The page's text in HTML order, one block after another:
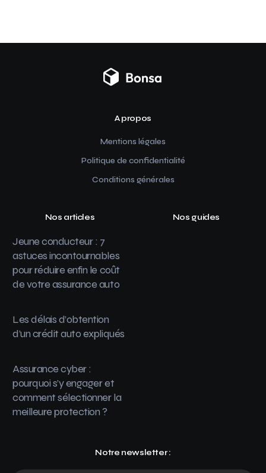
A propos
Mentions légales
Politique de confidentialité
Conditions générales
Nos articles
Jeune conducteur : 7
astuces incontournables
pour réduire enfin le coût
de votre assurance auto
Les délais d’obtention
d’un crédit auto expliqués
Assurance cyber :
pourquoi s’y engager et
comment sélectionner la
meilleure protection ?
Nos guides
Notre newsletter :